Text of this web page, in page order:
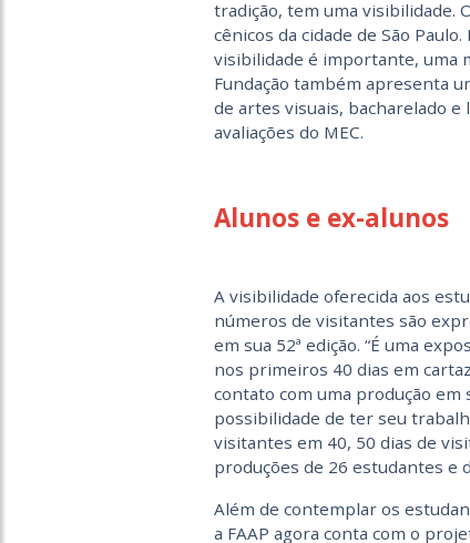
tradição, tem uma visibilidade.
cênicos da cidade de São
visibilidade é importante, uma
Fundação também apresenta
de artes visuais, bacharelado
avaliações do MEC.
Alunos e ex-alunos
A visibilidade oferecida aos
números de visitantes são
em sua 52ª edição. “É uma
nos primeiros 40 dias em
contato com uma produção em
possibilidade de ter seu
visitantes em 40, 50 dias de
produções de 26 estudantes e
Além de contemplar os
a FAAP agora conta com o